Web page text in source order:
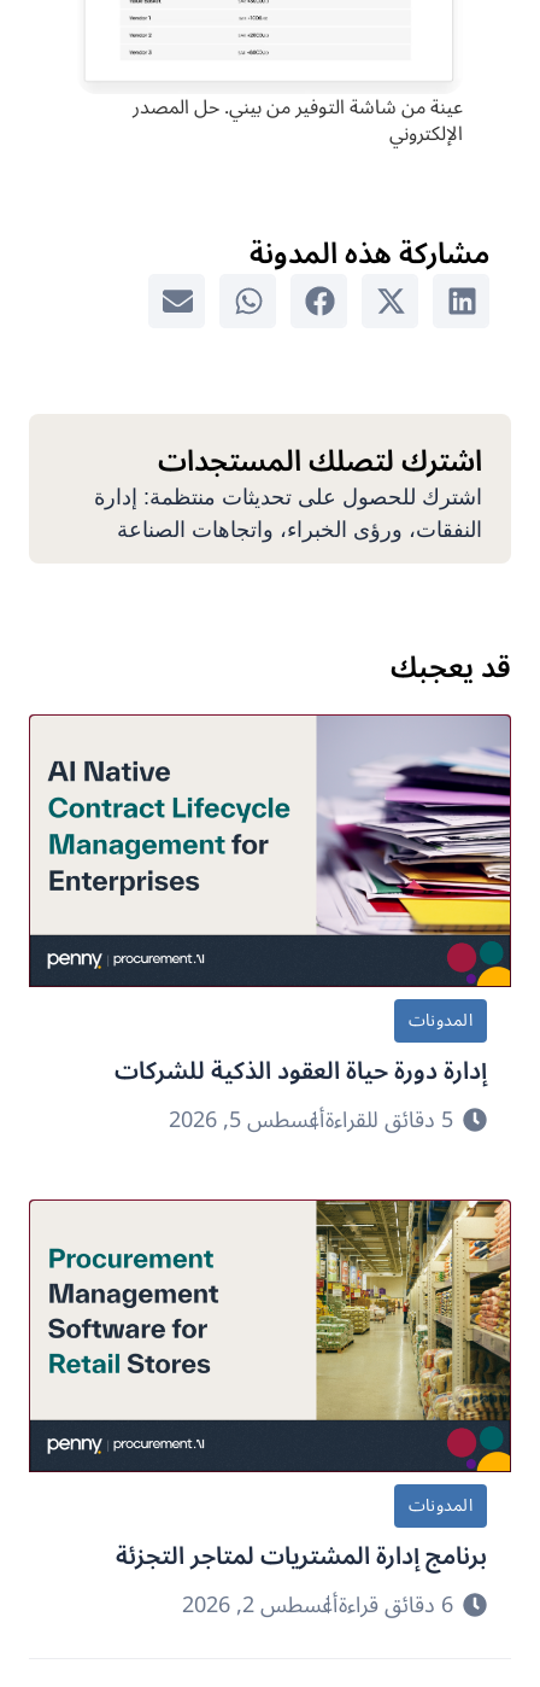
عينة من شاشة التوفير من بيني. حل المصدر
الإلكتروني
مشاركة هذه المدونة
اشترك لتصلك المستجدات
اشترك للحصول على تحديثات منتظمة: إدارة
النفقات، ورؤى الخبراء، واتجاهات الصناعة
قد يعجبك
المدونات
إدارة دورة حياة العقود الذكية للشركات
5 دقائق للقراءة أغسطس 5, 2026
المدونات
برنامج إدارة المشتريات لمتاجر التجزئة
6 دقائق قراءة أغسطس 2, 2026